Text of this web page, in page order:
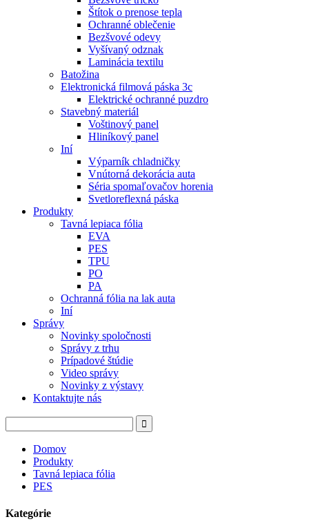
Štítok o prenose tepla
Ochranné oblečenie
Bezšvové odevy
Vyšívaný odznak
Laminácia textilu
Batožina
Elektronická filmová páska 3c
Elektrické ochranné puzdro
Stavebný materiál
Voštinový panel
Hliníkový panel
Iní
Výparník chladničky
Vnútorná dekorácia auta
Séria spomaľovačov horenia
Svetloreflexná páska
Produkty
Tavná lepiaca fólia
EVA
PES
TPU
PO
PA
Ochranná fólia na lak auta
Iní
Správy
Novinky spoločnosti
Správy z trhu
Prípadové štúdie
Video správy
Novinky z výstavy
Kontaktujte nás
Domov
Produkty
Tavná lepiaca fólia
PES
Kategórie